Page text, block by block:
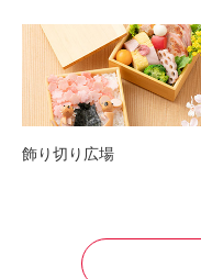
飾り切り広場